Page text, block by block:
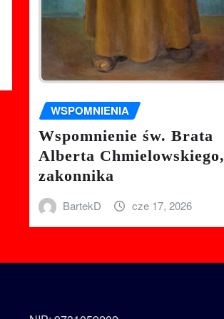
WSPOMNIENIA
Wspomnienie św. Brata
Alberta Chmielowskiego,
zakonnika
BartekD cze 17, 2026